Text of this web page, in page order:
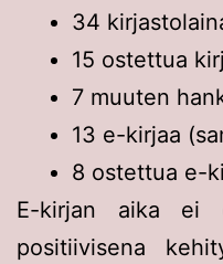
34
15 ostettua
7 muuten
13 e-kirjaa
8 ostettua e-
E-kirjan aika ei
positiivisena